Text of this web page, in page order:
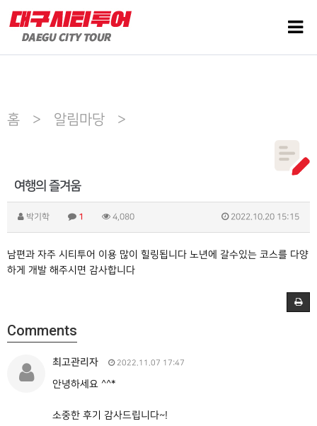
홈 > 알림마당 >
여행의 즐겨움
박기학 1 4,080 2022.10.20 15:15
남편과 자주 시티투어 이용 많이 힐링됩니다 노년에 갈수있는 코스를 다양
하게 개발 해주시면 감사합니다
Comments
최고관리자 2022.11.07 17:47
안녕하세요 ^^*
소중한 후기 감사드립니다~!